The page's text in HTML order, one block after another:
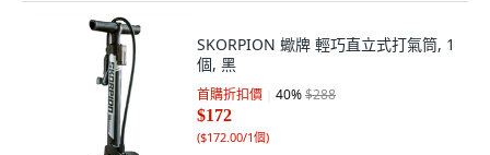
SKORPION 蠍牌 輕巧直立式打氣筒, 1
個, 黑
首購折扣價 40%$288
$172
($172.00/1個)